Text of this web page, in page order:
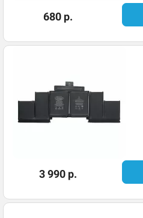
680 р.
3 990 р.